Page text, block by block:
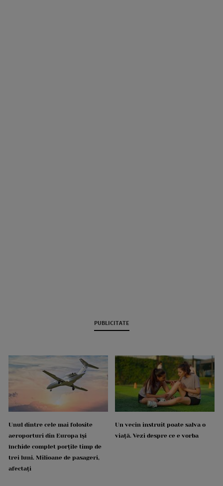
PUBLICITATE
Unul dintre cele mai folosite
aeroporturi din Europa își
închide complet porțile timp de
trei luni. Milioane de pasageri,
afectați
Un vecin instruit poate salva o
viață. Vezi despre ce e vorba